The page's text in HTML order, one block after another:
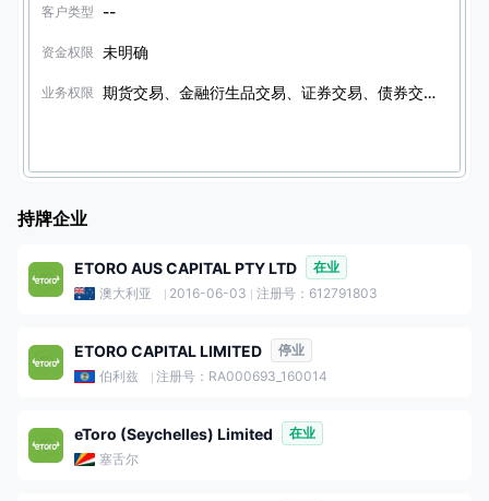
客户类型 --
资金权限 未明确
业务权限 期货交易、金融衍生品交易、证券交易、债券交易、其他金融产品交易、期权交易
持牌企业
ETORO AUS CAPITAL PTY LTD
在业
澳大利亚
2016-06-03 注册号：612791803
ETORO CAPITAL LIMITED
停业
伯利兹
注册号：RA000693_160014
eToro (Seychelles) Limited
在业
塞舌尔